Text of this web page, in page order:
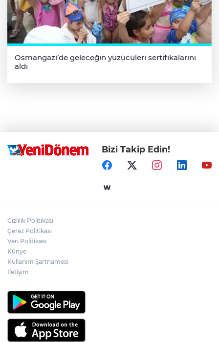
Osmangazi’de geleceğin yüzücüleri sertifikalarını
aldı
Bizi Takip Edin!
Gizlilik Politikası
Çerez Politikası
Veri Politikası
Künye
Kullanım Şartnamesi
İletişim